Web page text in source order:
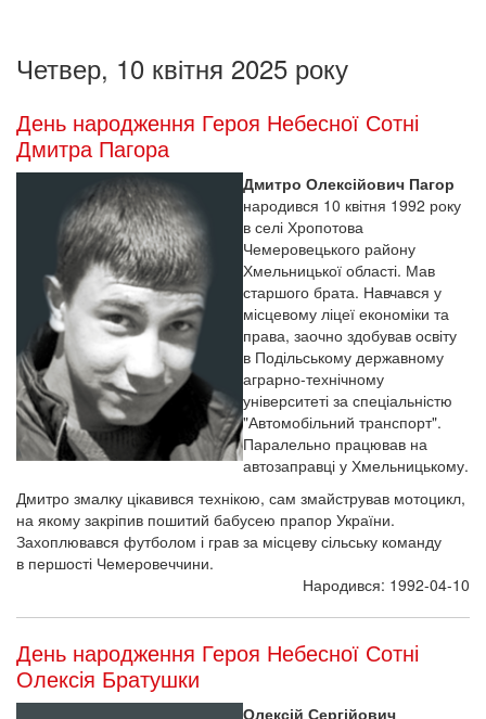
Четвер, 10 квітня 2025 року
День народження Героя Небесної Сотні
Дмитра Пагора
Дмитро Олексійович Пагор
народився 10 квітня 1992 року
в селі Хропотова
Чемеровецького району
Хмельницької області. Мав
старшого брата. Навчався у
місцевому ліцеї економіки та
права, заочно здобував освіту
в Подільському державному
аграрно-технічному
університеті за спеціальністю
"Автомобільний транспорт".
Паралельно працював на
автозаправці у Хмельницькому.
Дмитро змалку цікавився технікою, сам змайстрував мотоцикл,
на якому закріпив пошитий бабусею прапор України.
Захоплювався футболом і грав за місцеву сільську команду
в першості Чемеровеччини.
Народився: 1992-04-10
День народження Героя Небесної Сотні
Олексія Братушки
Олексій Сергійович